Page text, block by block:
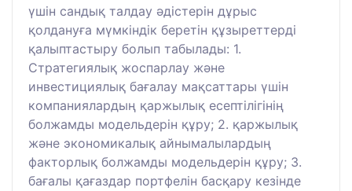
үшін сандық талдау әдістерін дұрыс
қолдануға мүмкіндік беретін құзыреттерді
қалыптастыру болып табылады: 1.
Стратегиялық жоспарлау және
инвестициялық бағалау мақсаттары үшін
компаниялардың қаржылық есептілігінің
болжамды модельдерін құру; 2. қаржылық
және экономикалық айнымалылардың
факторлық болжамды модельдерін құру; 3.
бағалы қағаздар портфелін басқару кезінде